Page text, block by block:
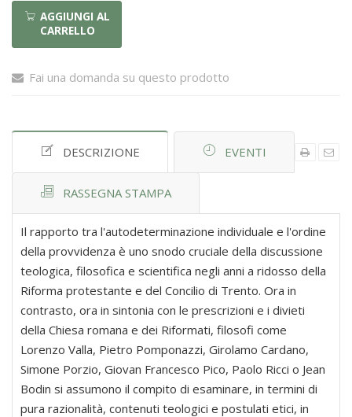
AGGIUNGI AL
CARRELLO
Fai una domanda su questo prodotto
DESCRIZIONE EVENTI
RASSEGNA STAMPA
Il rapporto tra l'autodeterminazione individuale e l'ordine
della provvidenza è uno snodo cruciale della discussione
teologica, filosofica e scientifica negli anni a ridosso della
Riforma protestante e del Concilio di Trento. Ora in
contrasto, ora in sintonia con le prescrizioni e i divieti
della Chiesa romana e dei Riformati, filosofi come
Lorenzo Valla, Pietro Pomponazzi, Girolamo Cardano,
Simone Porzio, Giovan Francesco Pico, Paolo Ricci o Jean
Bodin si assumono il compito di esaminare, in termini di
pura razionalità, contenuti teologici e postulati etici, in